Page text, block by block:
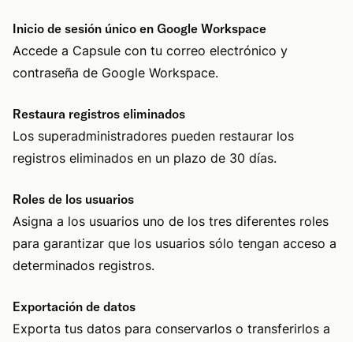
Inicio de sesión único en Google Workspace
Accede a Capsule con tu correo electrónico y
contraseña de Google Workspace.
Restaura registros eliminados
Los superadministradores pueden restaurar los
registros eliminados en un plazo de 30 días.
Roles de los usuarios
Asigna a los usuarios uno de los tres diferentes roles
para garantizar que los usuarios sólo tengan acceso a
determinados registros.
Exportación de datos
Exporta tus datos para conservarlos o transferirlos a